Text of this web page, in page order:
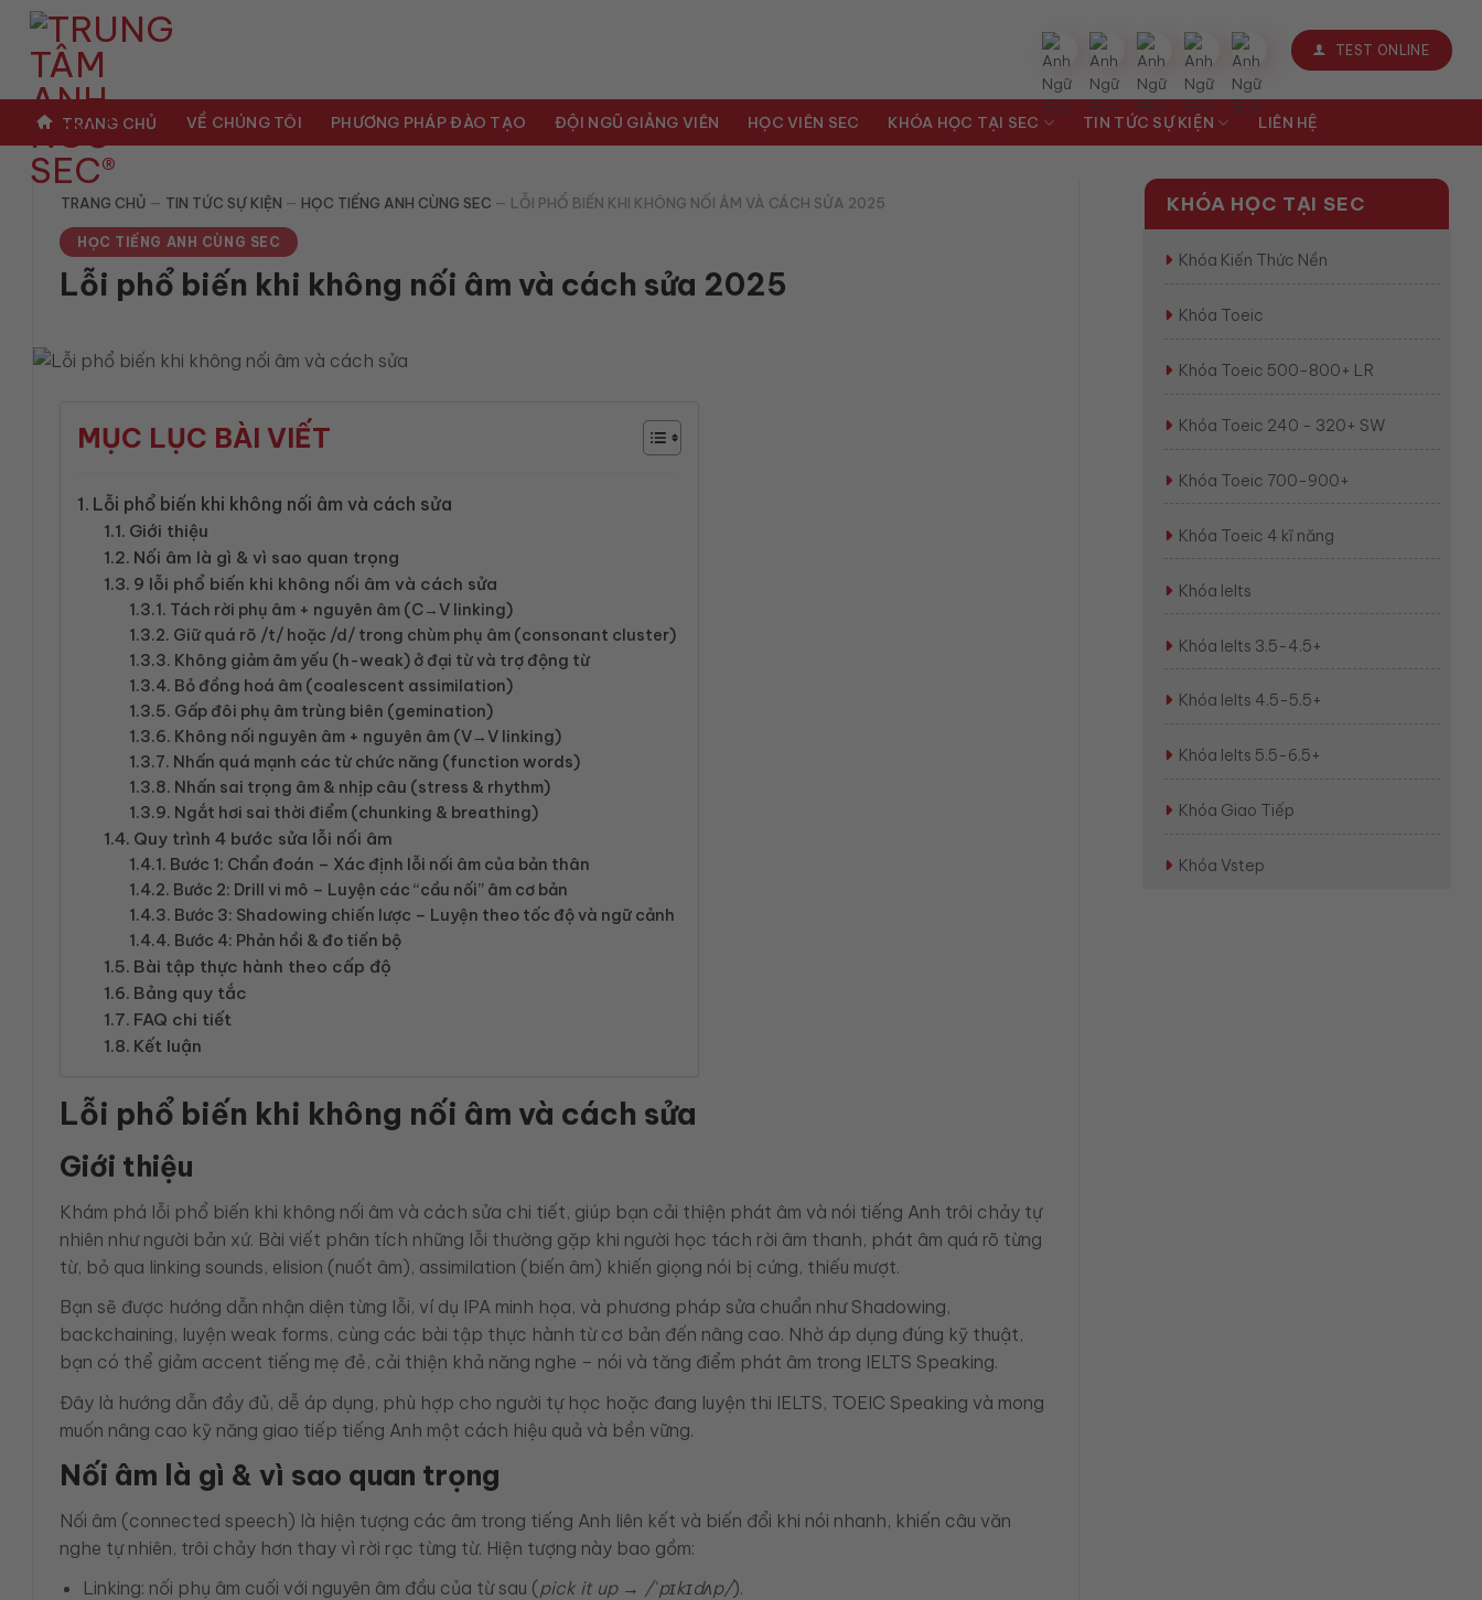
dung
TEST ONLINE
TRANG CHỦ VỀ CHÚNG TÔI PHƯƠNG PHÁP ĐÀO TẠO ĐỘI NGŨ GIẢNG VIÊN HỌC VIÊN SEC KHÓA HỌC TẠI SEC TIN TỨC SỰ KIỆN LIÊN HỆ
TRANG CHỦ — TIN TỨC SỰ KIỆN — HỌC TIẾNG ANH CÙNG SEC — LỖI PHỔ BIẾN KHI KHÔNG NỐI ÂM VÀ CÁCH SỬA 2025
HỌC TIẾNG ANH CÙNG SEC
Lỗi phổ biến khi không nối âm và cách sửa 2025
MỤC LỤC BÀI VIẾT
Lỗi phổ biến khi không nối âm và cách sửa
Giới thiệu
Nối âm là gì & vì sao quan trọng
9 lỗi phổ biến khi không nối âm và cách sửa
Tách rời phụ âm + nguyên âm (C→V linking)
Giữ quá rõ /t/ hoặc /d/ trong chùm phụ âm (consonant cluster)
Không giảm âm yếu (h-weak) ở đại từ và trợ động từ
Bỏ đồng hoá âm (coalescent assimilation)
Gấp đôi phụ âm trùng biên (gemination)
Không nối nguyên âm + nguyên âm (V→V linking)
Nhấn quá mạnh các từ chức năng (function words)
Nhấn sai trọng âm & nhịp câu (stress & rhythm)
Ngắt hơi sai thời điểm (chunking & breathing)
Quy trình 4 bước sửa lỗi nối âm
Bước 1: Chẩn đoán – Xác định lỗi nối âm của bản thân
Bước 2: Drill vi mô – Luyện các “cầu nối” âm cơ bản
Bước 3: Shadowing chiến lược – Luyện theo tốc độ và ngữ cảnh
Bước 4: Phản hồi & đo tiến bộ
Bài tập thực hành theo cấp độ
Bảng quy tắc
FAQ chi tiết
Kết luận
Lỗi phổ biến khi không nối âm và cách sửa
Giới thiệu
Khám phá lỗi phổ biến khi không nối âm và cách sửa chi tiết, giúp bạn cải thiện phát âm và nói tiếng Anh trôi chảy tự
nhiên như người bản xứ. Bài viết phân tích những lỗi thường gặp khi người học tách rời âm thanh, phát âm quá rõ từng
từ, bỏ qua linking sounds, elision (nuốt âm), assimilation (biến âm) khiến giọng nói bị cứng, thiếu mượt.
Bạn sẽ được hướng dẫn nhận diện từng lỗi, ví dụ IPA minh họa, và phương pháp sửa chuẩn như Shadowing,
backchaining, luyện weak forms, cùng các bài tập thực hành từ cơ bản đến nâng cao. Nhờ áp dụng đúng kỹ thuật,
bạn có thể giảm accent tiếng mẹ đẻ, cải thiện khả năng nghe – nói và tăng điểm phát âm trong IELTS Speaking.
Đây là hướng dẫn đầy đủ, dễ áp dụng, phù hợp cho người tự học hoặc đang luyện thi IELTS, TOEIC Speaking và mong
muốn nâng cao kỹ năng giao tiếp tiếng Anh một cách hiệu quả và bền vững.
Nối âm là gì & vì sao quan trọng
Nối âm (connected speech) là hiện tượng các âm trong tiếng Anh liên kết và biến đổi khi nói nhanh, khiến câu văn
nghe tự nhiên, trôi chảy hơn thay vì rời rạc từng từ. Hiện tượng này bao gồm:
Linking: nối phụ âm cuối với nguyên âm đầu của từ sau (pick it up → /ˈpɪkɪdʌp/).
KHÓA HỌC TẠI SEC
Khóa Kiến Thức Nền
Khóa Toeic
Khóa Toeic 500-800+ LR
Khóa Toeic 240 - 320+ SW
Khóa Toeic 700-900+
Khóa Toeic 4 kĩ năng
Khóa Ielts
Khóa Ielts 3.5-4.5+
Khóa Ielts 4.5-5.5+
Khóa Ielts 5.5-6.5+
Khóa Giao Tiếp
Khóa Vstep